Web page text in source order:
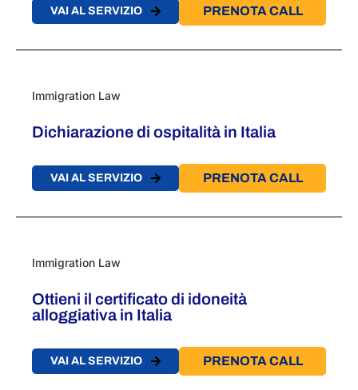
VAI AL SERVIZIO PRENOTA CALL
Immigration Law
Dichiarazione di ospitalità in Italia
VAI AL SERVIZIO PRENOTA CALL
Immigration Law
Ottieni il certificato di idoneità
alloggiativa in Italia
VAI AL SERVIZIO PRENOTA CALL